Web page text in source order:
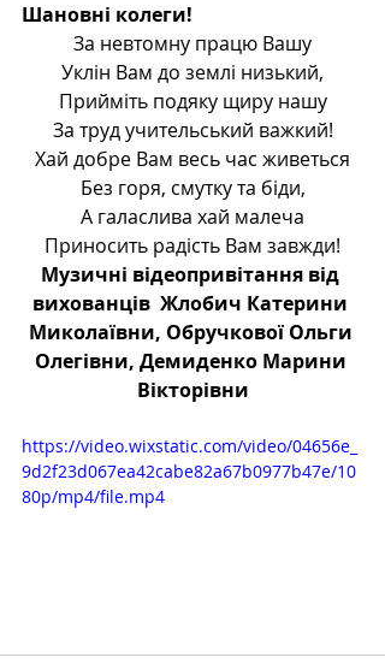
Шановні колеги!
За невтомну працю Вашу
Уклін Вам до землі низький,
Прийміть подяку щиру нашу
За труд учительський важкий!
Хай добре Вам весь час живеться
Без горя, смутку та біди,
А галаслива хай малеча
Приносить радість Вам завжди!
Музичні відеопривітання від
вихованців  Жлобич Катерини
Миколаївни, Обручкової Ольги
Олегівни, Демиденко Марини
Вікторівни
https://video.wixstatic.com/video/04656e_
9d2f23d067ea42cabe82a67b0977b47e/10
80p/mp4/file.mp4